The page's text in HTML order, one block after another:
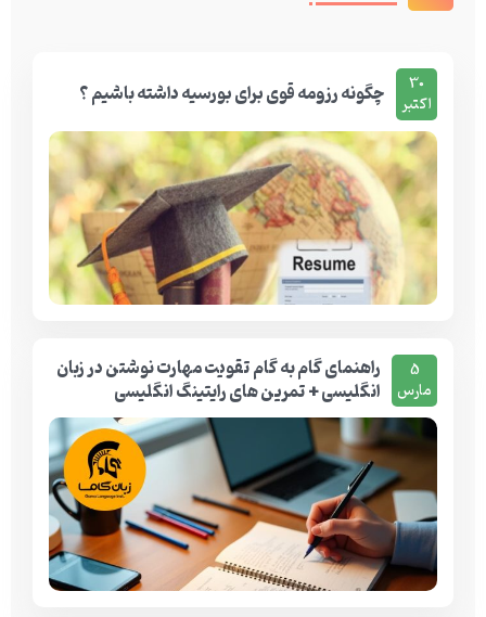
30
اکتبر چگونه رزومه قوی برای بورسیه داشته باشیم ؟
5
مارس
راهنمای گام به گام تقویت مهارت نوشتن در زبان
انگلیسی + تمرین های رایتینگ انگلیسی